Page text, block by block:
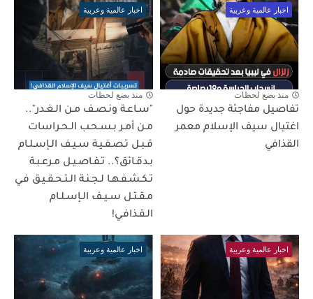
اخبار عالمية وعربية
منذ بضع لحظات
تفاصيل مفاجئة جديدة حول
اغتيال سيف الإسلام معمر
القذافي
اخبار عالمية وعربية
منذ بضع لحظات
"سـاعـة ونـصـف مـن الـغـدر"..
مـن أمـر بـسـحـب الـحـراسات
قـبـل تـصـفـيـة سـيـف الـإسـلـام
بـدقـائق؟.. تـفـاصـيـل مـرعـبـة
تـكـشـفـهـا لـجـنـة الـتـحـقـيـق فـي
مـقـتـل سـيـف الـإسـلـام
الـقـذافـي!
اخبار عالمية وعربية اخبار عالمية وعربية